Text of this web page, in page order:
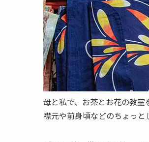
母と私で、お茶とお花の教室
襟元や前身頃などのちょっと